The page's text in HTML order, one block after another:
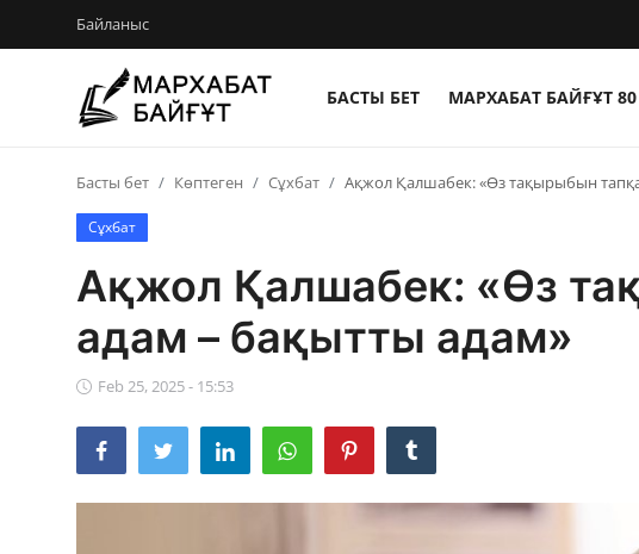
Байланыс
БАСТЫ БЕТ МАРХАБАТ БАЙҒҰТ
Бір ауыз сөз
Әлем әдебиеті
Басты бет Көптеген Сұхбат Ақжол Қалшабек: «Өз тақырыбын
Сұхбат
Ақжол Қалшабек: «Өз
адам – бақытты адам»
Feb 25, 2025 - 15:53